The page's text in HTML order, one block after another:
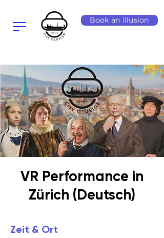
Book an illusion
VR Performance in
Zürich (Deutsch)
Zeit & Ort